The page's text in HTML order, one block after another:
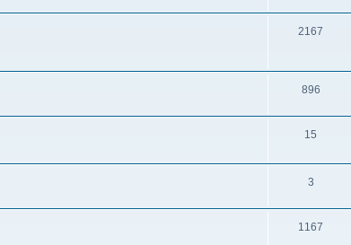
2167
896
15
3
1167